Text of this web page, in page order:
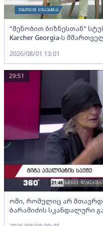
"შენობით ბიზნესთან"
Karcher Georgia-ს
2026/08/01 13:01
ომი, რომელიც არ
ბარამიძის სკანდალური
29:51